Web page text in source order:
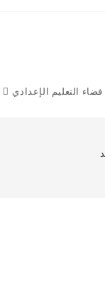
فضاء التعليم الإعدادي